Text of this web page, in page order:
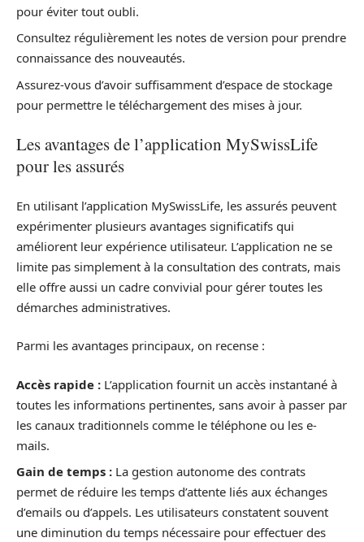
pour éviter tout oubli.
Consultez régulièrement les notes de version pour prendre
connaissance des nouveautés.
Assurez-vous d’avoir suffisamment d’espace de stockage
pour permettre le téléchargement des mises à jour.
Les avantages de l’application MySwissLife
pour les assurés
En utilisant l’application MySwissLife, les assurés peuvent
expérimenter plusieurs avantages significatifs qui
améliorent leur expérience utilisateur. L’application ne se
limite pas simplement à la consultation des contrats, mais
elle offre aussi un cadre convivial pour gérer toutes les
démarches administratives.
Parmi les avantages principaux, on recense :
Accès rapide : L’application fournit un accès instantané à
toutes les informations pertinentes, sans avoir à passer par
les canaux traditionnels comme le téléphone ou les e-
mails.
Gain de temps : La gestion autonome des contrats
permet de réduire les temps d’attente liés aux échanges
d’emails ou d’appels. Les utilisateurs constatent souvent
une diminution du temps nécessaire pour effectuer des